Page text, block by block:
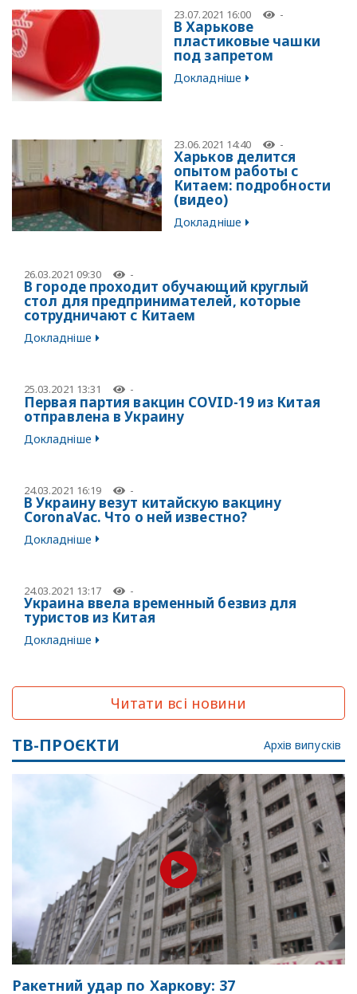
23.07.2021 16:00 -
В Харькове
пластиковые чашки
под запретом
Докладніше
23.06.2021 14:40 -
Харьков делится
опытом работы с
Китаем: подробности
(видео)
Докладніше
26.03.2021 09:30 -
В городе проходит обучающий круглый
стол для предпринимателей, которые
сотрудничают с Китаем
Докладніше
25.03.2021 13:31 -
Первая партия вакцин COVID-19 из Китая
отправлена в Украину
Докладніше
24.03.2021 16:19 -
В Украину везут китайскую вакцину
CoronaVac. Что о ней известно?
Докладніше
24.03.2021 13:17 -
Украина ввела временный безвиз для
туристов из Китая
Докладніше
Читати всі новини
ТВ-ПРОЄКТИ Архів випусків
Ракетний удар по Харкову: 37